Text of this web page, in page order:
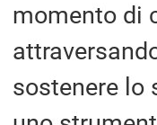
momento di
sostenere lo